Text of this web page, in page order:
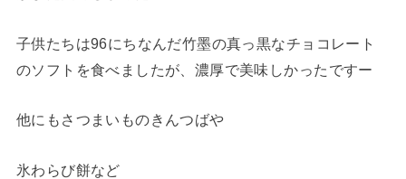
子供たちは96にちなんだ竹墨の真っ黒なチョコレート
のソフトを食べましたが、濃厚で美味しかったですー
他にもさつまいものきんつばや
氷わらび餅など